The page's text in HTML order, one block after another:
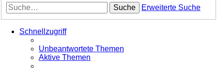
Suche Erweiterte Suche
Schnellzugriff
Unbeantwortete Themen
Aktive Themen